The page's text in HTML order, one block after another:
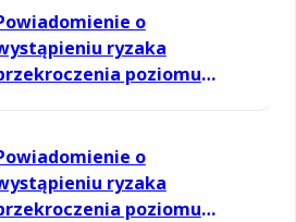
o
ryzaka
poziomu
o
ryzaka
poziomu